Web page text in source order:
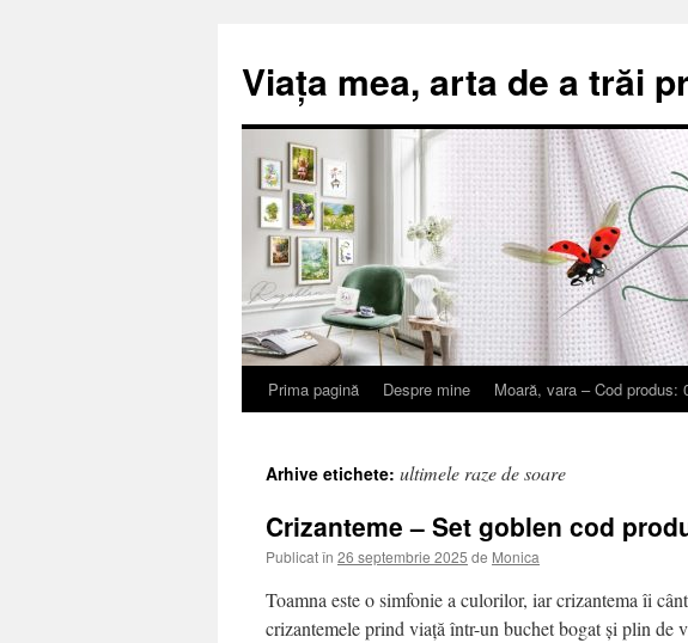
Viața mea, arta de a trăi
Sari
conținut
Prima pagină Despre mine Moară, vara – Cod produs:
Arhive etichete: ultimele raze de soare
Crizanteme – Set goblen cod
Publicat în 26 septembrie 2025 de Monica
Toamna este o simfonie a culorilor, iar crizantema îi
crizantemele prind viață într-un buchet bogat și plin de